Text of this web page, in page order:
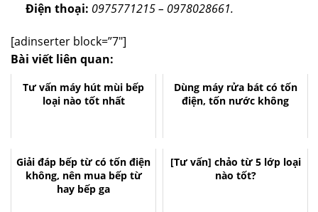
Điện thoại: 0975771215 – 0978028661.
[adinserter block=”7″]
Bài viết liên quan:
Tư vấn máy hút mùi bếp
loại nào tốt nhất
Dùng máy rửa bát có tốn
điện, tốn nước không
Giải đáp bếp từ có tốn điện
không, nên mua bếp từ
hay bếp ga
[Tư vấn] chảo từ 5 lớp loại
nào tốt?